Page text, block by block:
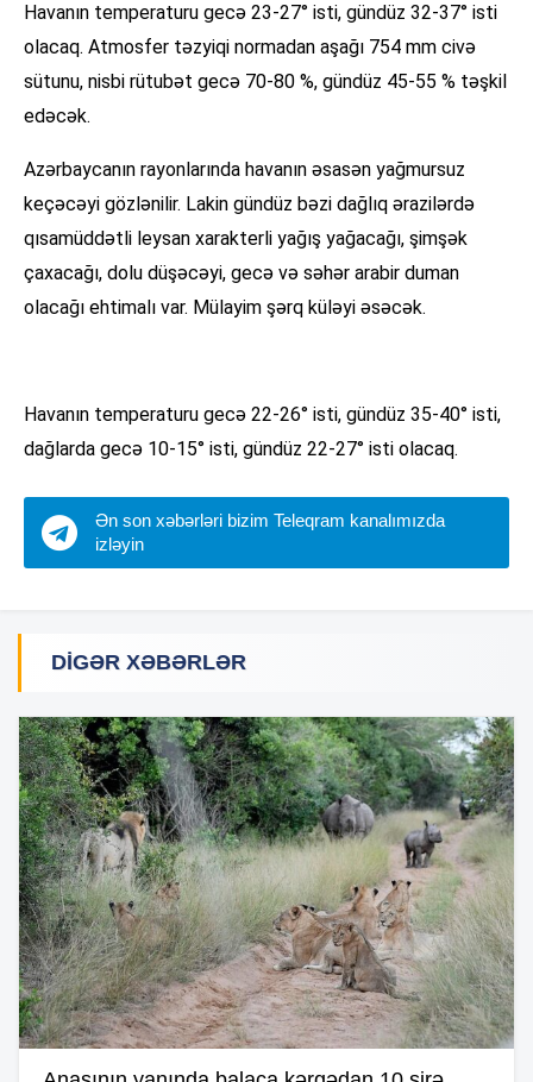
Havanın temperaturu gecə 23-27° isti, gündüz 32-37° isti
olacaq. Atmosfer təzyiqi normadan aşağı 754 mm civə
sütunu, nisbi rütubət gecə 70-80 %, gündüz 45-55 % təşkil
edəcək.
Azərbaycanın rayonlarında havanın əsasən yağmursuz
keçəcəyi gözlənilir. Lakin gündüz bəzi dağlıq ərazilərdə
qısamüddətli leysan xarakterli yağış yağacağı, şimşək
çaxacağı, dolu düşəcəyi, gecə və səhər arabir duman
olacağı ehtimalı var. Mülayim şərq küləyi əsəcək.
Havanın temperaturu gecə 22-26° isti, gündüz 35-40° isti,
dağlarda gecə 10-15° isti, gündüz 22-27° isti olacaq.
Ən son xəbərləri bizim Teleqram kanalımızda
izləyin
DIGƏR XƏBƏRLƏR